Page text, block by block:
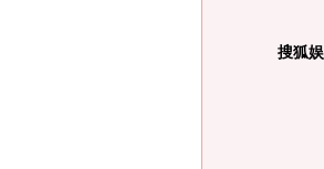
搜狐